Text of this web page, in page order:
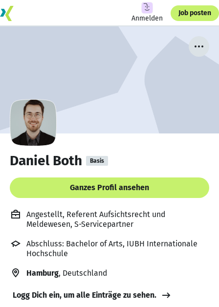
Anmelden
Job posten
Daniel Both Basis
Ganzes Profil ansehen
Angestellt, Referent Aufsichtsrecht und
Meldewesen, S-Servicepartner
Abschluss: Bachelor of Arts, IUBH Internationale
Hochschule
Hamburg, Deutschland
Logg Dich ein, um alle Einträge zu sehen.